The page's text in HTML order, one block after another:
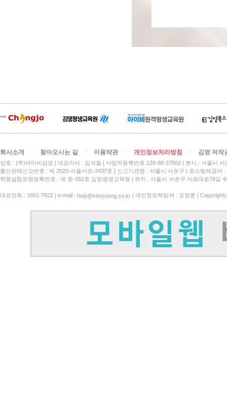
회사소개 찾아오시는 길 이용약관 개인정보처리방침 김영 저작
상호 : (주)아이비김영 대표이사 : 김석철 사업자등록번호 120-88-27562
본사 : 서울시
통신판매신고번호 : 제 2020-서울서초-3437호
신고기관명 : 서울시 서초구
호스팅제공자
학원설립운영등록번호 : 제 원-352호 김영평생교육원 | 위치 : 서울시 서초구 서초대로78길
대표전화 : 1661-7022 | e-mail : help@kimyoung.co.kr | 개인정보책임자 : 오창훈 |